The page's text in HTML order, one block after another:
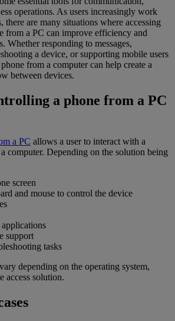
operations. As users increasingly work
there are many situations where accessing
from a PC can improve efficiency and
Whether responding to messages,
a device, or supporting mobile users
from a computer can help create a
between devices.
a phone from a PC
a PC allows a user to interact with a
computer. Depending on the solution being
screen
and mouse to control the device
support
tasks
depending on the operating system,
access solution.